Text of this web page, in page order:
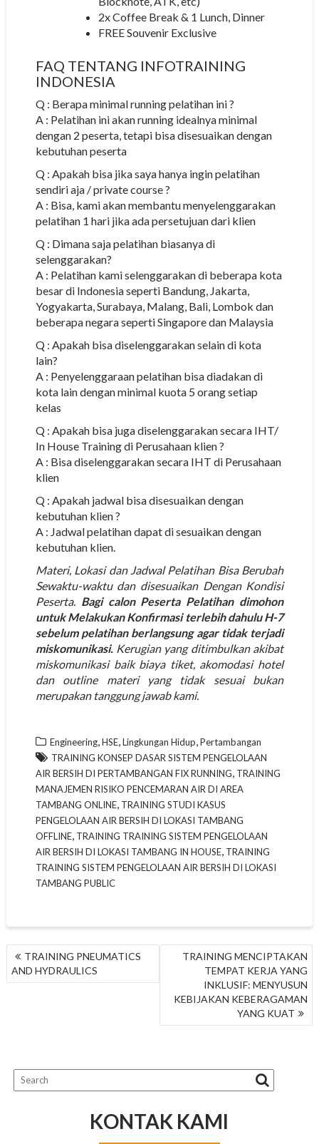
2x Coffee Break & 1 Lunch, Dinner
FREE Souvenir Exclusive
FAQ TENTANG INFOTRAINING
INDONESIA
Q : Berapa minimal running pelatihan ini ?
A : Pelatihan ini akan running idealnya minimal
dengan 2 peserta, tetapi bisa disesuaikan dengan
kebutuhan peserta
Q : Apakah bisa jika saya hanya ingin pelatihan
sendiri aja / private course ?
A : Bisa, kami akan membantu menyelenggarakan
pelatihan 1 hari jika ada persetujuan dari klien
Q : Dimana saja pelatihan biasanya di
selenggarakan?
A : Pelatihan kami selenggarakan di beberapa kota
besar di Indonesia seperti Bandung, Jakarta,
Yogyakarta, Surabaya, Malang, Bali, Lombok dan
beberapa negara seperti Singapore dan Malaysia
Q : Apakah bisa diselenggarakan selain di kota
lain?
A : Penyelenggaraan pelatihan bisa diadakan di
kota lain dengan minimal kuota 5 orang setiap
kelas
Q : Apakah bisa juga diselenggarakan secara IHT/
In House Training di Perusahaan klien ?
A : Bisa diselenggarakan secara IHT di Perusahaan
klien
Q : Apakah jadwal bisa disesuaikan dengan
kebutuhan klien ?
A : Jadwal pelatihan dapat di sesuaikan dengan
kebutuhan klien.
Materi, Lokasi dan Jadwal Pelatihan Bisa Berubah
Sewaktu-waktu dan disesuaikan Dengan Kondisi
Peserta.Bagi calon Peserta Pelatihan dimohon
untuk Melakukan Konfirmasi terlebih dahulu H-7
sebelum pelatihan berlangsung agar tidak terjadi
miskomunikasi.Kerugian yang ditimbulkan akibat
miskomunikasi baik biaya tiket, akomodasi hotel
dan outline materi yang tidak sesuai bukan
merupakan tanggung jawab kami.
Engineering,HSE,Lingkungan Hidup,Pertambangan
TRAINING KONSEP DASAR SISTEM PENGELOLAAN
AIR BERSIH DI PERTAMBANGAN FIX RUNNING, TRAINING
MANAJEMEN RISIKO PENCEMARAN AIR DI AREA
TAMBANG ONLINE, TRAINING STUDI KASUS
PENGELOLAAN AIR BERSIH DI LOKASI TAMBANG
OFFLINE, TRAINING TRAINING SISTEM PENGELOLAAN
AIR BERSIH DI LOKASI TAMBANG IN HOUSE, TRAINING
TRAINING SISTEM PENGELOLAAN AIR BERSIH DI LOKASI
TAMBANG PUBLIC
NAVIGASI
POS
TRAINING PNEUMATICS
AND HYDRAULICS
TRAINING MENCIPTAKAN
TEMPAT KERJA YANG
INKLUSIF: MENYUSUN
KEBIJAKAN KEBERAGAMAN
YANG KUAT
KONTAK KAMI